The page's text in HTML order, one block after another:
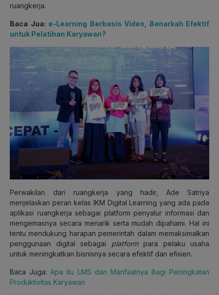
ruangkerja.
Baca Jua: e-Learning Berbasis Video, Benarkah Efektif
untuk Pelatihan Karyawan?
Perwakilan dari ruangkerja yang hadir, Ade Satriya
menjelaskan peran kelas IKM Digital Learning yang ada pada
aplikasi ruangkerja sebagai platform penyalur informasi dan
mengemasnya secara menarik serta mudah dipahami. Hal ini
tentu mendukung harapan pemerintah dalam memaksimalkan
penggunaan digital sebagai platformpara pelaku usaha
untuk meningkatkan bisnisnya secara efektif dan efisien.
Baca Juga:Apa itu LMS dan Manfaatnya Bagi Peningkatan
Produktivitas Karyawan